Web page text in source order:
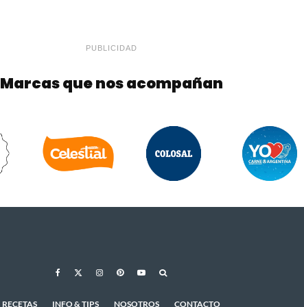
PUBLICIDAD
Marcas que nos acompañan
RECETAS INFO & TIPS NOSOTROS CONTACTO